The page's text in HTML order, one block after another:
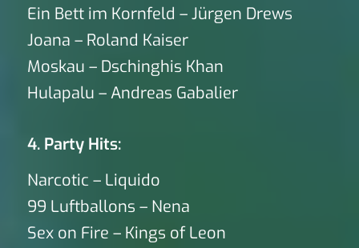
Ein Bett im Kornfeld – Jürgen Drews
Joana – Roland Kaiser
Moskau – Dschinghis Khan
Hulapalu – Andreas Gabalier
4. Party Hits:
Narcotic – Liquido
99 Luftballons – Nena
Sex on Fire – Kings of Leon